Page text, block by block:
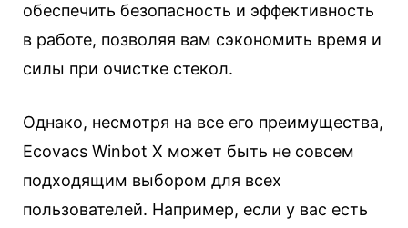
обеспечить безопасность и эффективность
в работе, позволяя вам сэкономить время и
силы при очистке стекол.
Однако, несмотря на все его преимущества,
Ecovacs Winbot X может быть не совсем
подходящим выбором для всех
пользователей. Например, если у вас есть